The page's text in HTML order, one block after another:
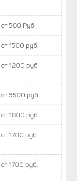
от 500 Руб.
от 1500 руб.
от 1200 руб
от 3500 руб
от 1800 руб.
от 1700 руб.
от 1700 руб.